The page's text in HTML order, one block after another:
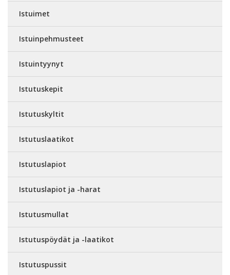
Istuimet
Istuinpehmusteet
Istuintyynyt
Istutuskepit
Istutuskyltit
Istutuslaatikot
Istutuslapiot
Istutuslapiot ja -harat
Istutusmullat
Istutuspöydät ja -laatikot
Istutuspussit